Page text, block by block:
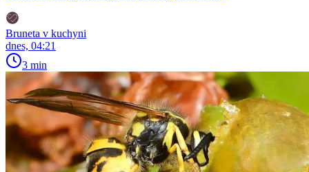
Bruneta v kuchyni
dnes, 04:21
3 min